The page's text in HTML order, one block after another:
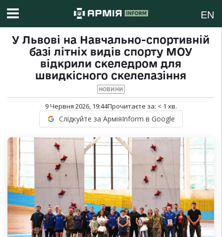
EN
У Львові на Навчально-спортивній
базі літніх видів спорту МОУ
відкрили скеледром для
швидкісного скелелазіння
НОВИНИ
9 Червня 2026, 19:44Прочитаєте за: < 1 хв.
Слідкуйте за АрміяInform в Google